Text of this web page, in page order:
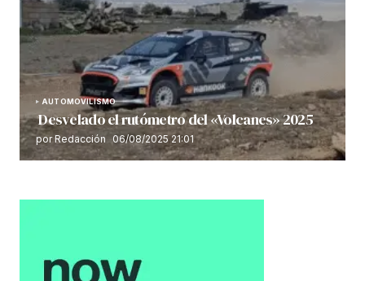
AUTOMOVILISMO
Desvelado el rutómetro del «Volcanes» 2025
por Redacción 06/08/2025 21:01